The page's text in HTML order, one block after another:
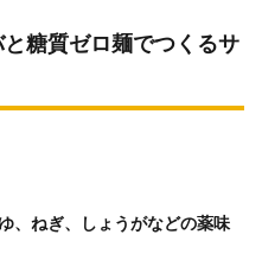
糖質ゼロ麺でつくるサ
、ねぎ、しょうがなどの薬味